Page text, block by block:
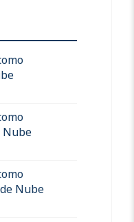
Nube
Nube